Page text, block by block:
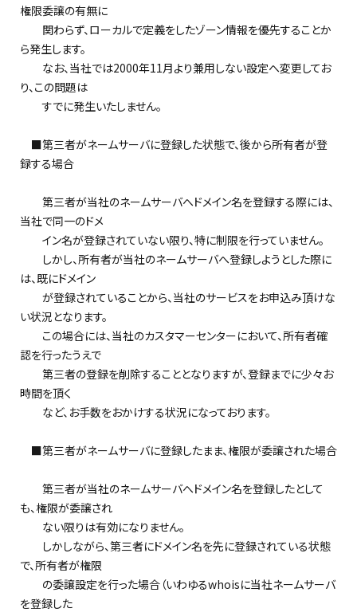
権限委譲の有無に
関わらず、ローカルで定義をしたゾーン情報を優先することか
ら発生します。
なお、当社では2000年11月より兼用しない設定へ変更してお
り、この問題は
すでに発生いたしません。
■第三者がネームサーバに登録した状態で、後から所有者が登
録する場合
第三者が当社のネームサーバへドメイン名を登録する際には、
当社で同一のドメ
イン名が登録されていない限り、特に制限を行っていません。
しかし、所有者が当社のネームサーバへ登録しようとした際に
は、既にドメイン
が登録されていることから、当社のサービスをお申込み頂けな
い状況となります。
この場合には、当社のカスタマーセンターにおいて、所有者確
認を行ったうえで
第三者の登録を削除することとなりますが、登録までに少々お
時間を頂く
など、お手数をおかけする状況になっております。
■第三者がネームサーバに登録したまま、権限が委譲された場合
第三者が当社のネームサーバへドメイン名を登録したとして
も、権限が委譲され
ない限りは有効になりません。
しかしながら、第三者にドメイン名を先に登録されている状態
で、所有者が権限
の委譲設定を行った場合（いわゆるwhoisに当社ネームサーバ
を登録した